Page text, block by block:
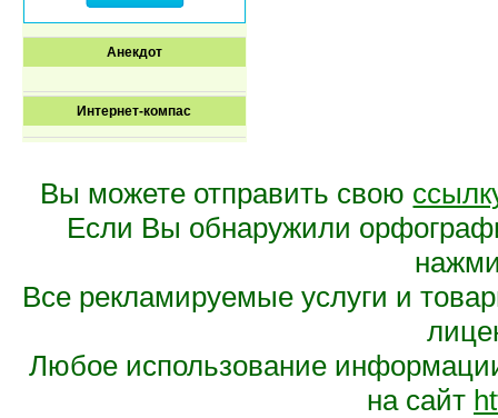
Анекдот
Интернет-компас
Вы можете отправить свою
Если Вы обнаружили
Все рекламируемые услуги и
Любое использование
на сайт